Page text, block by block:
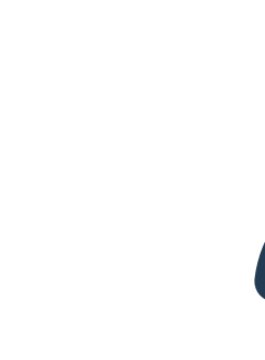
Скопируйте
СОЗДАТЬ